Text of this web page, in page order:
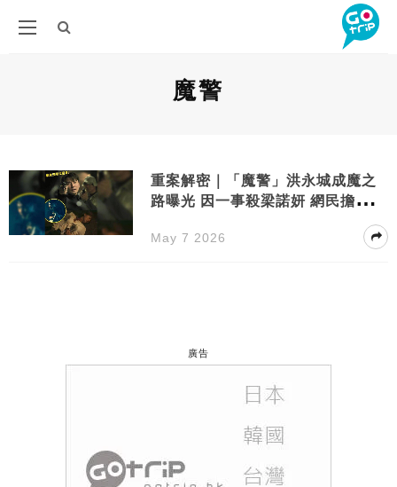
魔警
重案解密｜「魔警」洪永城成魔之
路曝光 因一事殺梁諾妍 網民擔心下
May 7 2026
廣告